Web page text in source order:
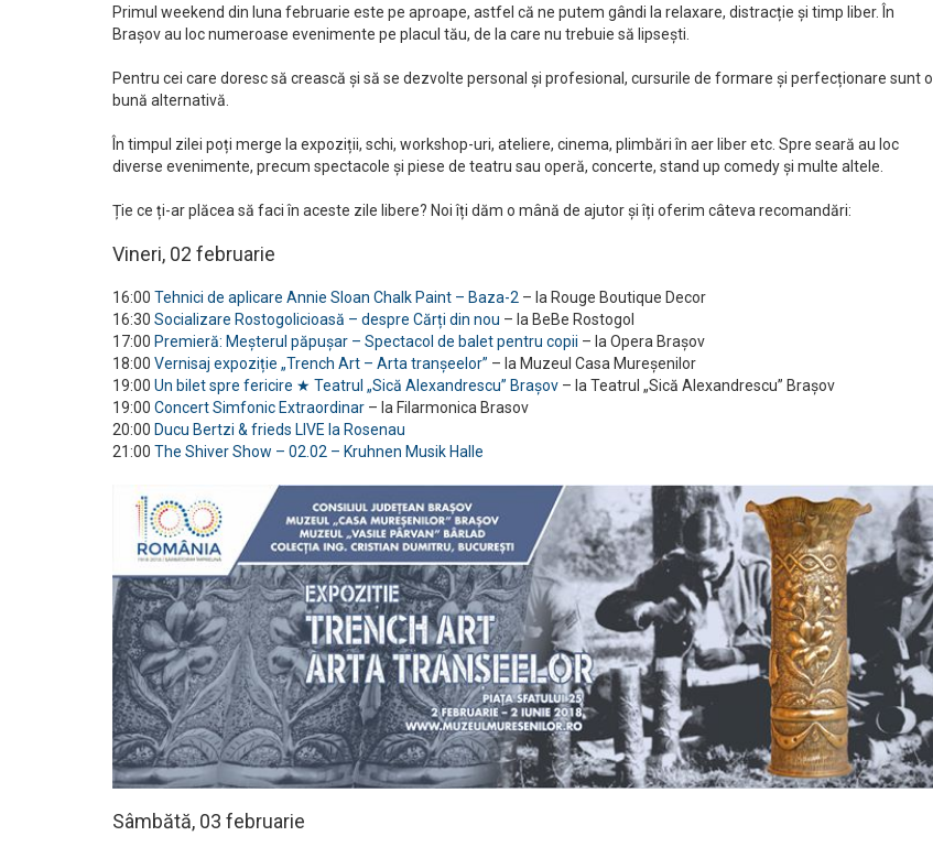
Primul weekend din luna februarie este pe aproape, astfel că ne putem gândi la relaxare, distracție și timp liber. În
Brașov au loc numeroase evenimente pe placul tău, de la care nu trebuie să lipsești.
Pentru cei care doresc să crească și să se dezvolte personal și profesional, cursurile de formare și perfecționare sunt o
bună alternativă.
În timpul zilei poți merge la expoziții, schi, workshop-uri, ateliere, cinema, plimbări în aer liber etc. Spre seară au loc
diverse evenimente, precum spectacole și piese de teatru sau operă, concerte, stand up comedy și multe altele.
Ție ce ți-ar plăcea să faci în aceste zile libere? Noi îți dăm o mână de ajutor și îți oferim câteva recomandări:
Vineri, 02 februarie
16:00 Tehnici de aplicare Annie Sloan Chalk Paint – Baza-2 – la Rouge Boutique Decor
16:30 Socializare Rostogolicioasă – despre Cărți din nou – la BeBe Rostogol
17:00 Premieră: Meșterul păpușar – Spectacol de balet pentru copii – la Opera Braşov
18:00 Vernisaj expoziție „Trench Art – Arta tranșeelor” – la Muzeul Casa Mureșenilor
19:00 Un bilet spre fericire ★ Teatrul „Sică Alexandrescu” Brașov – la Teatrul „Sică Alexandrescu” Brașov
19:00 Concert Simfonic Extraordinar – la Filarmonica Brasov
20:00 Ducu Bertzi & frieds LIVE la Rosenau
21:00 The Shiver Show – 02.02 – Kruhnen Musik Halle
Sâmbătă, 03 februarie